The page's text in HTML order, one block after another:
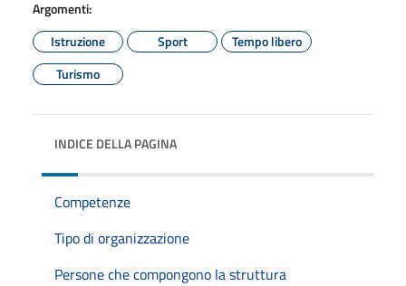
Argomenti:
Istruzione
Sport
Tempo libero
Turismo
INDICE DELLA PAGINA
Competenze
Tipo di organizzazione
Persone che compongono la struttura